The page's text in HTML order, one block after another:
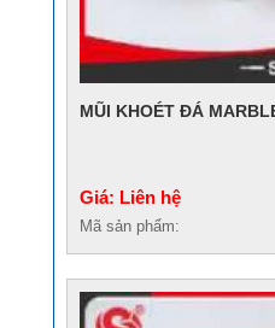
MŨI KHOÉT ĐÁ
Giá: Liên hệ
Mã sản phẩm: